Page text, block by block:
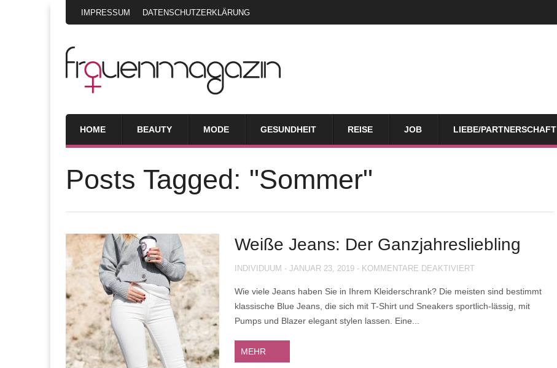
IMPRESSUM DATENSCHUTZERKLÄRUNG
HOME BEAUTY MODE GESUNDHEIT REISE JOB LIEBE/PARTNERSCHAFT
Posts Tagged: "Sommer"
Weiße Jeans: Der Ganzjahresliebling
INDIVIDUUM - JANUAR 23, 2019 - KOMMENTARE DEAKTIVIERTFÜR
EANS: D
ER G
Wie viele Jeans haben Sie in Ihrem Kleiderschrank? Die meisten sind bestimmt
klassische Blue Jeans, die sich mit T-Shirt und Sneakers sportlich-lässig, mit
Pumps und Blazer elegant stylen lassen. Eine...
MEHR